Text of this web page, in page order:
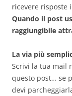
ricevere risposte
Quando il post
raggiungibile
La via più
Scrivi la tua mail
questo post… se
devi